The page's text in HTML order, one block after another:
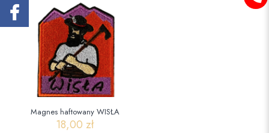
Magnes haftowany WISŁA
18,00zł